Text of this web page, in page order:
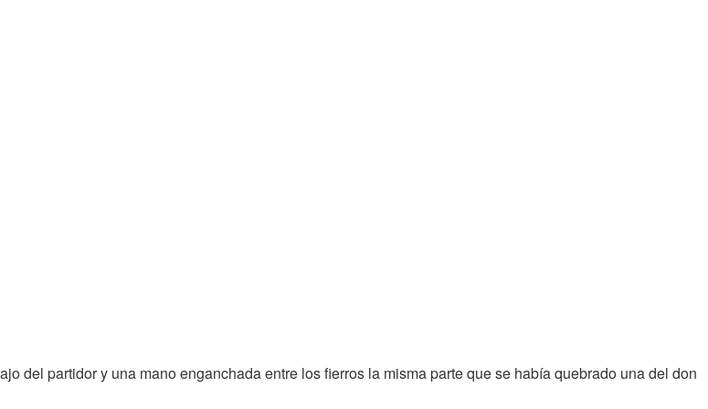
del partidor y una mano enganchada entre los fierros la misma parte que se había quebrado una del don